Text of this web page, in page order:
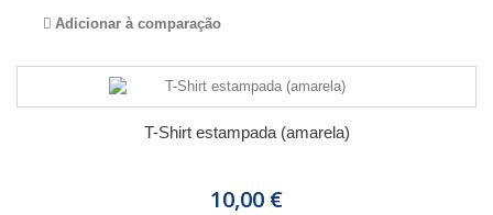
Adicionar à comparação
T-Shirt estampada (amarela)
10,00 €